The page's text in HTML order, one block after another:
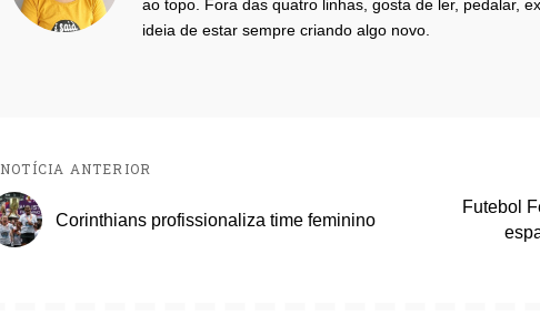
ao topo. Fora das quatro linhas, gosta de ler, pedalar,
ideia de estar sempre criando algo novo.
NOTÍCIA ANTERIOR
Corinthians profissionaliza time feminino
Futebol